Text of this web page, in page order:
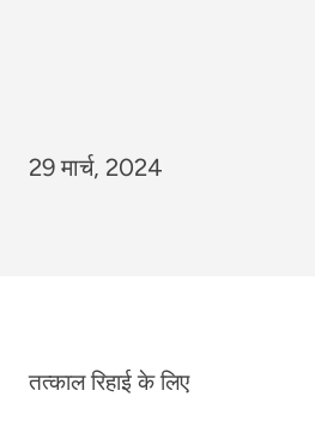
29 मार्च, 2024
तत्काल रिहाई के लिए